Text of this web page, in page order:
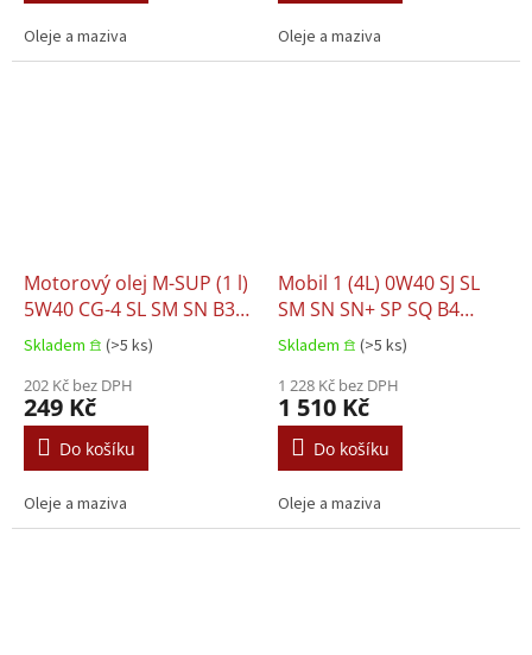
Oleje a maziva Oleje a maziva
Motorový olej M-SUP (1 l)
5W40 CG-4 SL SM SN B3-
16 B4
Skladem 𖠿 (>5 ks)
202 Kč bez DPH
249 Kč
Do košíku
Oleje a maziva
Mobil 1 (4L) 0W40 SJ SL
SM SN SN+ SP SQ B4
BMW LL-01 DEXOS R FIAT
9.55535 M2 FORD
M2C937 A MB 229.3 MB
229.5 NISSAN PORSCHE
A40 VW 502.00 VW 503.01
V
Skladem 𖠿 (>5 ks)
1 228 Kč bez DPH
1 510 Kč
Do košíku
Oleje a maziva